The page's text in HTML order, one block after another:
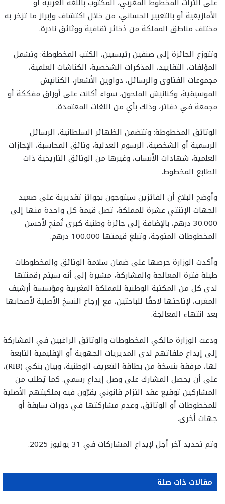
الأمازيغية أو بالتعبير الحساني، من خلال اكتشاف وإبراز ما تزخر به
مختلف مناطق المملكة من ذخائر ثقافية ووثائق نادرة.
وتتوزع الجائزة إلى صنفين رئيسيين، الكتب المخطوطة: وتشمل
المؤلفات، التقاييد، المذكرات الشخصية، الكناشات العلمية،
مجموعات الفتاوى والرسائل، دواوين الأشعار، الكنانيش
الموسيقية، وكنانيش الملحون، سواء أكانت على أوراق مفككة أو
مجمعة في دفاتر، وذلك بأي من اللغات المعتمدة.
الوثائق المخطوطة: وتتضمن الظهائر السلطانية، الرسائل
الرسمية أو الشخصية، الرسوم العدلية، وثائق المحاسبة، الإجازات
العلمية، شهادات الأنساب، وغيرها من الوثائق التاريخية ذات
الطابع المخطوط.
وأوضح البلاغ أن الفائزين سيتوجون بجوائز تقديرية على صعيد
الجهات الإثنتي عشرة للمملكة، تصل قيمة كل واحدة منها إلى
30.000 درهم، بالإضافة إلى جائزة وطنية كبرى تُمنح لأحسن
المخطوطات المتوجة، وتبلغ قيمتها 100.000 درهم.
وأكدت الوزارة حرصها على ضمان سلامة الوثائق والمخطوطات
طيلة فترة المعالجة والمشاركة، مشيرة إلى أنه سيتم رقمنتها
لدى كل من المكتبة الوطنية للمملكة المغربية ومؤسسة أرشيف
المغرب، لإتاحتها لاحقًا للباحثين، مع إرجاع النسخ الأصلية لأصحابها
بعد انتهاء المعالجة.
ودعت الوزارة مالكي المخطوطات والوثائق الراغبين في المشاركة
إلى إيداع ملفاتهم لدى المديريات الجهوية أو الإقليمية التابعة
لها، مرفقة بنسخة من بطاقة التعريف الوطنية، وبيان بنكي (RIB)،
على أن يحصل المشارك على وصل إيداع رسمي. كما يُطلب من
المشاركين توقيع عقد التزام قانوني يقرّون فيه بملكيتهم الأصلية
للمخطوطات أو الوثائق، وعدم مشاركتها في دورات سابقة أو
جهات أخرى.
وتم تحديد آخر أجل لإيداع المشاركات في 31 يوليوز 2025.
مقالات ذات صلة